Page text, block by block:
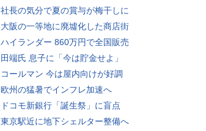
社長の気分で夏の賞与が梅干しに
大阪の一等地に廃墟化した商店街
ハイランダー 860万円で全国販売
田端氏 息子に「今は貯金せよ」
コールマン 今は屋内向けが好調
欧州の猛暑でインフレ加速へ
ドコモ新銀行「誕生祭」に盲点
東京駅近に地下シェルター整備へ